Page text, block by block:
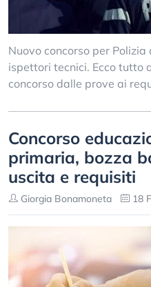
Nuovo concorso per
ispettori tecnici. Ecco tutto
concorso dalle prove ai
Concorso
primaria, bozza
uscita e requisiti
Giorgia Bonamoneta 18